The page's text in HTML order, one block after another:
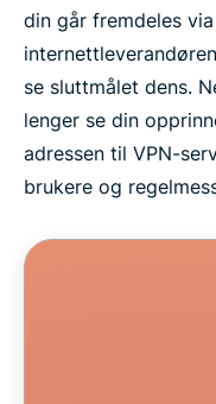
din går fremdeles
se sluttmålet dens.
lenger se din
adressen til VPN-
brukere og